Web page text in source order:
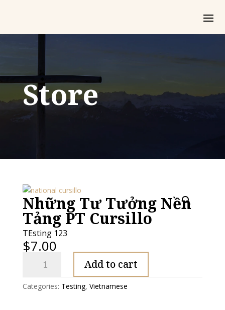
Store
Những Tư Tưởng Nền
Tảng PT Cursillo
TEsting 123
$7.00
Tưởng
Nền
Add to cart
Categories: Testing, Vietnamese